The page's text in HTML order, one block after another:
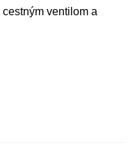
ventilom a